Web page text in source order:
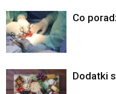
Co
Dodatki